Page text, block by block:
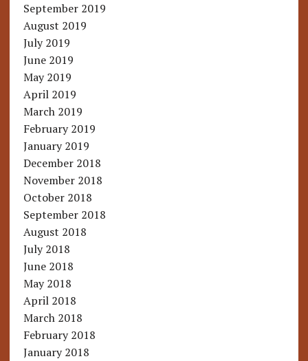
September 2019
August 2019
July 2019
June 2019
May 2019
April 2019
March 2019
February 2019
January 2019
December 2018
November 2018
October 2018
September 2018
August 2018
July 2018
June 2018
May 2018
April 2018
March 2018
February 2018
January 2018